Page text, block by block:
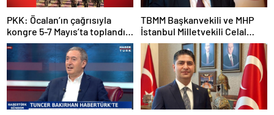
PKK: Öcalan’ın çağrısıyla
kongre 5-7 Mayıs’ta toplandı!
Tarihi bir karar alındı!
TBMM Başkanvekili ve MHP
İstanbul Milletvekili Celal
Adan: Kan ve kin devri
kapanmıştır